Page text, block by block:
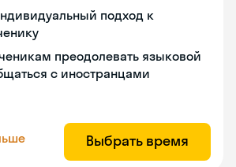
подход к
преодолевать языковой
с иностранцами
Выбрать время